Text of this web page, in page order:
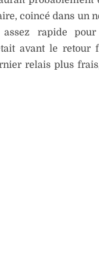
coincé dans un
rapide
avant le retour
relais plus